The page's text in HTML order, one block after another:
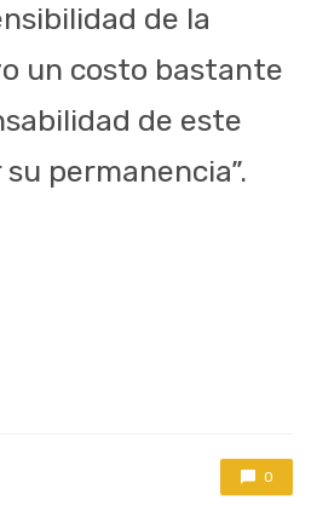
de la
un costo bastante
de este
permanencia”.
0